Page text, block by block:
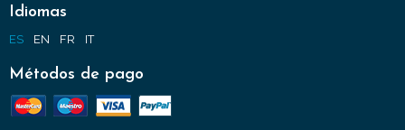
Idiomas
ES EN FR IT
Métodos de pago